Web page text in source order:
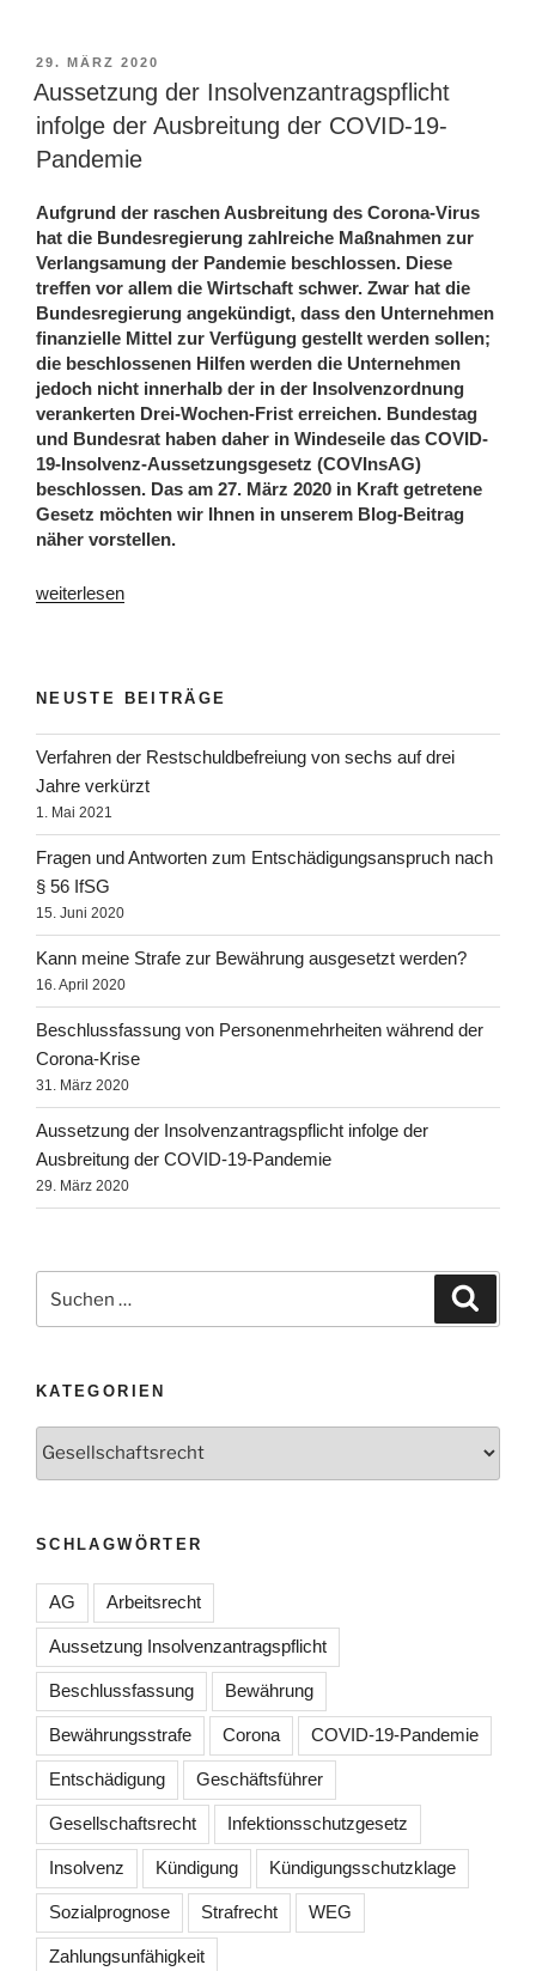
29. MÄRZ 2020
Aussetzung der Insolvenzantragspflicht
infolge der Ausbreitung der COVID-19-
Pandemie
Aufgrund der raschen Ausbreitung des Corona-Virus
hat die Bundesregierung zahlreiche Maßnahmen zur
Verlangsamung der Pandemie beschlossen. Diese
treffen vor allem die Wirtschaft schwer. Zwar hat die
Bundesregierung angekündigt, dass den Unternehmen
finanzielle Mittel zur Verfügung gestellt werden sollen;
die beschlossenen Hilfen werden die Unternehmen
jedoch nicht innerhalb der in der Insolvenzordnung
verankerten Drei-Wochen-Frist erreichen. Bundestag
und Bundesrat haben daher in Windeseile das COVID-
19-Insolvenz-Aussetzungsgesetz (COVInsAG)
beschlossen. Das am 27. März 2020 in Kraft getretene
Gesetz möchten wir Ihnen in unserem Blog-Beitrag
näher vorstellen.
weiterlesen
NEUSTE BEITRÄGE
Verfahren der Rest­schuld­befreiung von sechs auf drei
Jahre verkürzt
1. Mai 2021
Fragen und Antworten zum Entschädigungsanspruch nach
§ 56 IfSG
15. Juni 2020
Kann meine Strafe zur Bewährung ausgesetzt werden?
16. April 2020
Beschlussfassung von Personenmehrheiten während der
Corona-Krise
31. März 2020
Aussetzung der Insolvenzantragspflicht infolge der
Ausbreitung der COVID-19-Pandemie
29. März 2020
KATEGORIEN
SCHLAGWÖRTER
AG Arbeitsrecht
Aussetzung Insolvenzantragspflicht
Beschlussfassung Bewährung
Bewährungsstrafe Corona COVID-19-Pandemie
Entschädigung Geschäftsführer
Gesellschaftsrecht Infektionsschutzgesetz
Insolvenz Kündigung Kündigungsschutzklage
Sozialprognose Strafrecht WEG
Zahlungsunfähigkeit